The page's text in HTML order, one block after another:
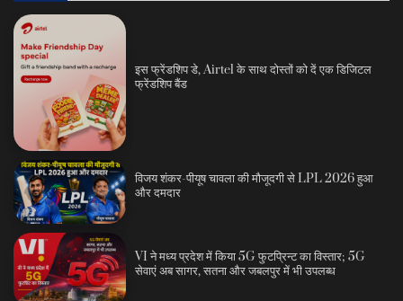
इस फ्रेंडशिप डे, Airtel के साथ दोस्तों को दें एक डिजिटल
फ्रेंडशिप बैंड
विजय शंकर-पीयूष चावला की मौजूदगी से LPL 2026 हुआ
और दमदार
VI ने मध्य प्रदेश में किया 5G फुटप्रिन्ट का विस्तार; 5G
सेवाएं अब सागर, सतना और जबलपुर में भी उपलब्ध